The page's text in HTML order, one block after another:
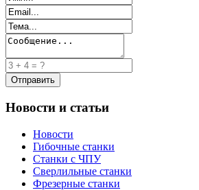
Новости и статьи
Новости
Гибочные станки
Станки с ЧПУ
Сверлильные станки
Фрезерные станки